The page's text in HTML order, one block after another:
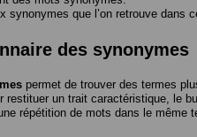
synonymes que l’on retrouve dans
des synonymes
permet de trouver des termes
restituer un trait caractéristique, le
répétition de mots dans le même